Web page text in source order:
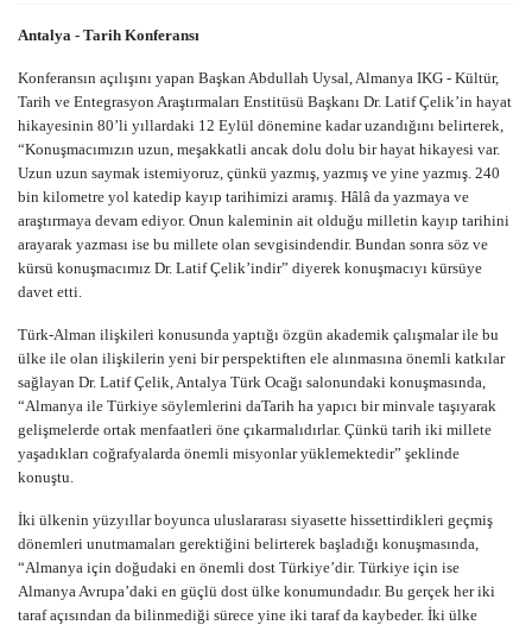
Antalya - Tarih Konferansı
Konferansın açılışını yapan Başkan Abdullah Uysal, Almanya IKG - Kültür,
Tarih ve Entegrasyon Araştırmaları Enstitüsü Başkanı Dr. Latif Çelik’in hayat
hikayesinin 80’li yıllardaki 12 Eylül dönemine kadar uzandığını belirterek,
“Konuşmacımızın uzun, meşakkatli ancak dolu dolu bir hayat hikayesi var.
Uzun uzun saymak istemiyoruz, çünkü yazmış, yazmış ve yine yazmış. 240
bin kilometre yol katedip kayıp tarihimizi aramış. Hâlâ da yazmaya ve
araştırmaya devam ediyor. Onun kaleminin ait olduğu milletin kayıp tarihini
arayarak yazması ise bu millete olan sevgisindendir. Bundan sonra söz ve
kürsü konuşmacımız Dr. Latif Çelik’indir” diyerek konuşmacıyı kürsüye
davet etti.
Türk-Alman ilişkileri konusunda yaptığı özgün akademik çalışmalar ile bu
ülke ile olan ilişkilerin yeni bir perspektiften ele alınmasına önemli katkılar
sağlayan Dr. Latif Çelik, Antalya Türk Ocağı salonundaki konuşmasında,
“Almanya ile Türkiye söylemlerini daTarih ha yapıcı bir minvale taşıyarak
gelişmelerde ortak menfaatleri öne çıkarmalıdırlar. Çünkü tarih iki millete
yaşadıkları coğrafyalarda önemli misyonlar yüklemektedir” şeklinde
konuştu.
İki ülkenin yüzyıllar boyunca uluslararası siyasette hissettirdikleri geçmiş
dönemleri unutmamaları gerektiğini belirterek başladığı konuşmasında,
“Almanya için doğudaki en önemli dost Türkiye’dir. Türkiye için ise
Almanya Avrupa’daki en güçlü dost ülke konumundadır. Bu gerçek her iki
taraf açısından da bilinmediği sürece yine iki taraf da kaybeder. İki ülke